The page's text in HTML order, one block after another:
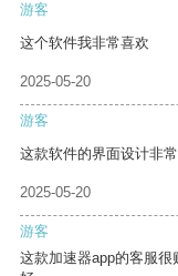
游客
这个软件我非常喜欢
2025-05-20
游客
这款软件的界面设计非
2025-05-20
游客
这款加速器app的客服